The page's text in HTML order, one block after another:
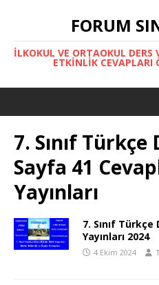
FORUM
İLKOKUL VE ORTAOKUL DERS
ETKINLIK CEVAPLARI
7. Sınıf Türkçe
Sayfa 41
Yayınları
7. Sınıf Türkçe
Yayınları 2024
4 Ekim 2024